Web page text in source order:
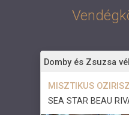
Domby és Zsuzsa
MISZTIKUS
SEA STAR BEAU